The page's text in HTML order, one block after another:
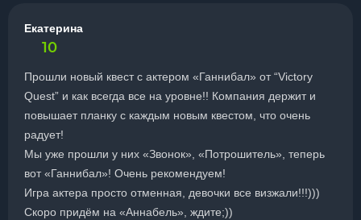
Екатерина
10
Прошли новый квест с актером «Ганнибал» от “Victory
Quest” и как всегда все на уровне!! Компания держит и
повышает планку с каждым новым квестом, что очень
радует!
Мы уже прошли у них «Звонок», «Потрошитель», теперь
вот «Ганнибал»! Очень рекомендуем!
Игра актера просто отменная, девочки все визжали!!!)))
Скоро придём на «Аннабель», ждите;))